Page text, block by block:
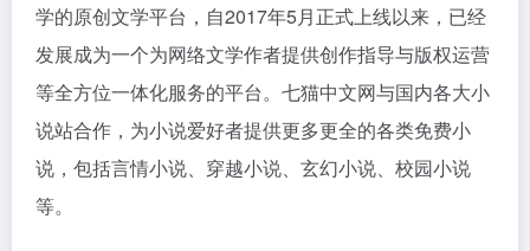
学的原创文学平台，自2017年5月正式上线以来，已经
发展成为一个为网络文学作者提供创作指导与版权运营
等全方位一体化服务的平台。七猫中文网与国内各大小
说站合作，为小说爱好者提供更多更全的各类免费小
说，包括言情小说、穿越小说、玄幻小说、校园小说
等。